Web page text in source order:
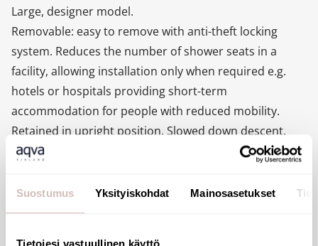
Suostumus Yksityiskohdat Mainosasetukset
Large, designer model.
Removable: easy to remove with anti-theft locking
system. Reduces the number of shower seats in a
facility, allowing installation only when required e.g.
hotels or hospitals providing short-term
accommodation for people with reduced mobility.
Retained in upright position. Slowed down descent.
Suitable for intensive use in public places or the
Solid seat made from high strength polymer.
Non-slip surface.